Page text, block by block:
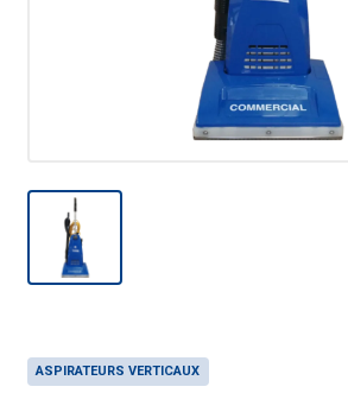
ASPIRATEURS VERTICAUX